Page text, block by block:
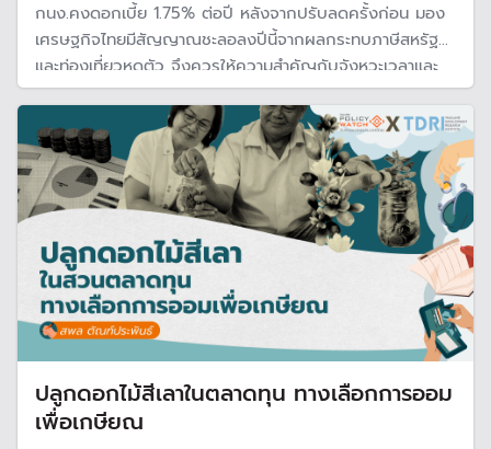
กนง.คงดอกเบี้ย 1.75% ต่อปี หลังจากปรับลดครั้งก่อน มอง
เศรษฐกิจไทยมีสัญญาณชะลอลงปีนี้จากผลกระทบภาษีสหรัฐฯ
และท่องเที่ยวหดตัว จึงควรให้ความสำคัญกับจังหวะเวลาและ
ประสิทธิผลของนโยบายการเงินที่มีจำกัด
ปลูกดอกไม้สีเลาในตลาดทุน ทางเลือกการออม
เพื่อเกษียณ